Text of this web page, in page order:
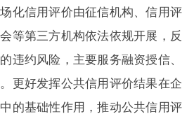
化信用评价由征信机构、信用评
等第三方机构依法依规开展，反
违约风险，主要服务融资授信、
更好发挥公共信用评价结果在企
的基础性作用，推动公共信用评